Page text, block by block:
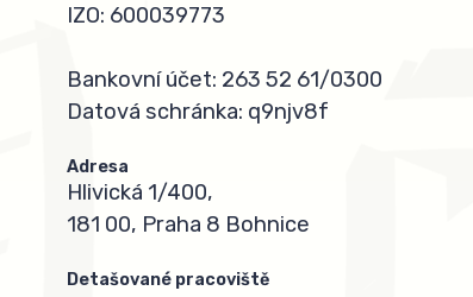
IZO: 600039773
Bankovní účet: 263 52 61/0300
Datová schránka: q9njv8f
Adresa
Hlivická 1/400,
181 00, Praha 8 Bohnice
Detašované pracoviště